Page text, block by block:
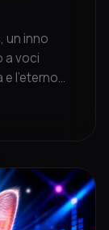
un inno
a voci
e l'eterno
2026.